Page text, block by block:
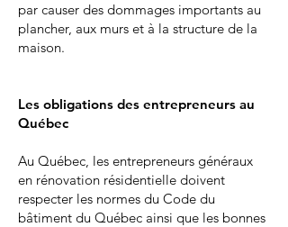
par causer des dommages importants au
plancher, aux murs et à la structure de la
maison.
Les obligations des entrepreneurs au
Québec
Au Québec, les entrepreneurs généraux
en rénovation résidentielle doivent
respecter les normes du Code du
bâtiment du Québec ainsi que les bonnes